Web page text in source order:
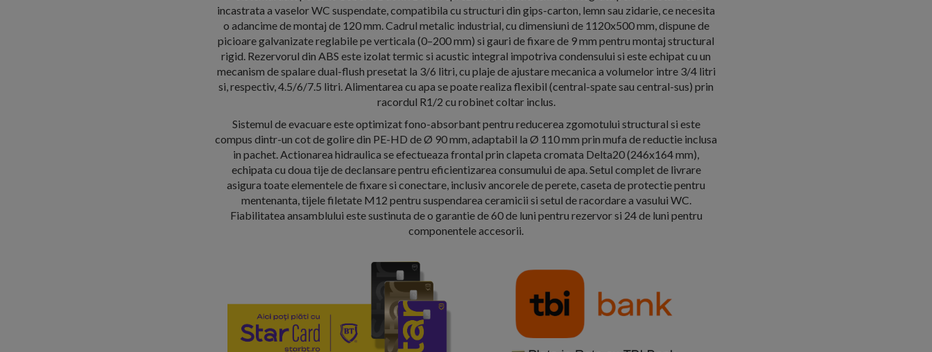
incastrata a vaselor WC suspendate, compatibila cu structuri din gips-carton, lemn sau zidarie, ce necesita
o adancime de montaj de 120 mm. Cadrul metalic industrial, cu dimensiuni de 1120x500 mm, dispune de
picioare galvanizate reglabile pe verticala (0–200 mm) si gauri de fixare de 9 mm pentru montaj structural
rigid. Rezervorul din ABS este izolat termic si acustic integral impotriva condensului si este echipat cu un
mecanism de spalare dual-flush presetat la 3/6 litri, cu plaje de ajustare mecanica a volumelor intre 3/4 litri
si, respectiv, 4.5/6/7.5 litri. Alimentarea cu apa se poate realiza flexibil (central-spate sau central-sus) prin
racordul R1/2 cu robinet coltar inclus.
Sistemul de evacuare este optimizat fono-absorbant pentru reducerea zgomotului structural si este
compus dintr-un cot de golire din PE-HD de Ø 90 mm, adaptabil la Ø 110 mm prin mufa de reductie inclusa
in pachet. Actionarea hidraulica se efectueaza frontal prin clapeta cromata Delta20 (246x164 mm),
echipata cu doua tije de declansare pentru eficientizarea consumului de apa. Setul complet de livrare
asigura toate elementele de fixare si conectare, inclusiv ancorele de perete, caseta de protectie pentru
mentenanta, tijele filetate M12 pentru suspendarea ceramicii si setul de racordare a vasului WC.
Fiabilitatea ansamblului este sustinuta de o garantie de 60 de luni pentru rezervor si 24 de luni pentru
componentele accesorii.